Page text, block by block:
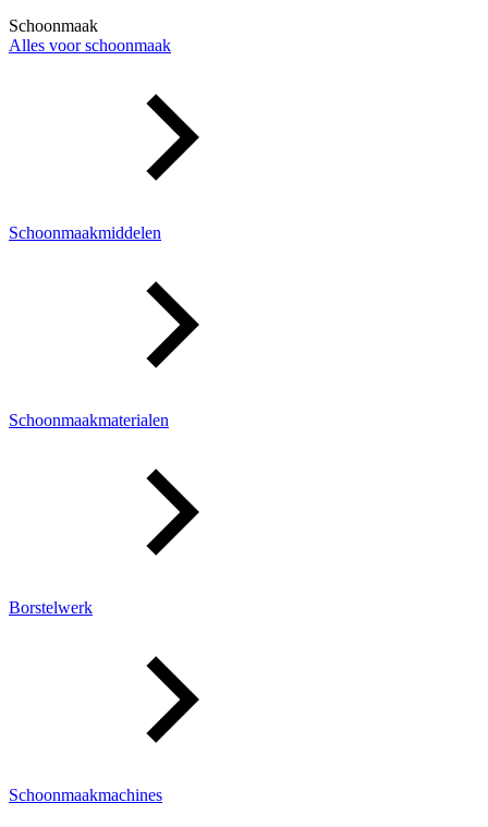
Schoonmaak
Alles voor schoonmaak
Schoonmaakmiddelen
Schoonmaakmaterialen
Borstelwerk
Schoonmaakmachines